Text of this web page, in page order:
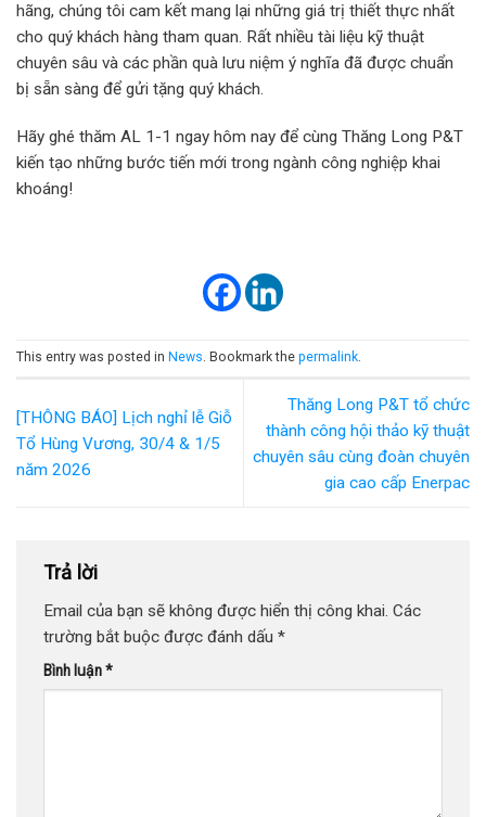
hãng, chúng tôi cam kết mang lại những giá trị thiết thực nhất
cho quý khách hàng tham quan. Rất nhiều tài liệu kỹ thuật
chuyên sâu và các phần quà lưu niệm ý nghĩa đã được chuẩn
bị sẵn sàng để gửi tặng quý khách.
Hãy ghé thăm AL 1-1 ngay hôm nay để cùng Thăng Long P&T
kiến tạo những bước tiến mới trong ngành công nghiệp khai
khoáng!
This entry was posted in News. Bookmark the permalink.
[THÔNG BÁO] Lịch nghỉ lễ Giỗ
Tổ Hùng Vương, 30/4 & 1/5
năm 2026
Thăng Long P&T tổ chức
thành công hội thảo kỹ thuật
chuyên sâu cùng đoàn chuyên
gia cao cấp Enerpac
Trả lời
Email của bạn sẽ không được hiển thị công khai. Các
trường bắt buộc được đánh dấu *
Bình luận*